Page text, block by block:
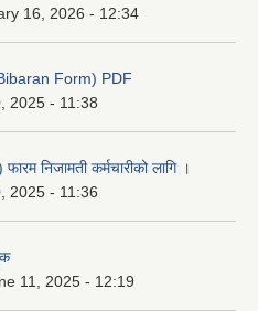
16, 2026 - 12:34
Bibaran Form) PDF
2025 - 11:38
निजामती कर्मचारीको लागि ।
2025 - 11:36
11, 2025 - 12:19